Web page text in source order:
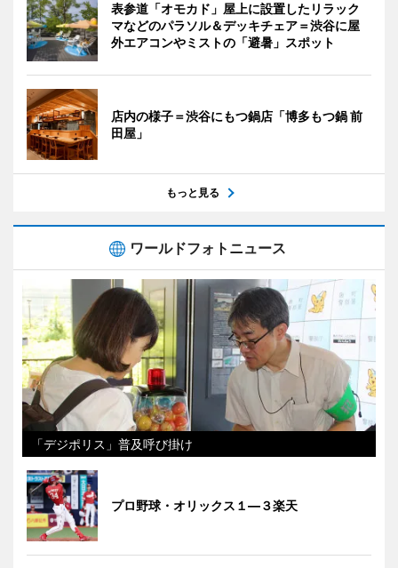
表参道「オモカド」屋上に設置したリラック
マなどのパラソル＆デッキチェア＝渋谷に屋
外エアコンやミストの「避暑」スポット
店内の様子＝渋谷にもつ鍋店「博多もつ鍋 前
田屋」
もっと見る
ワールドフォトニュース
「デジポリス」普及呼び掛け
プロ野球・オリックス１―３楽天